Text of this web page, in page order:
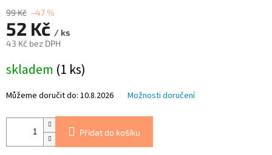
99 Kč –47 %
52 Kč / ks
43 Kč bez DPH
cena:
skladem (1 ks)
Můžeme doručit do: 10.8.2026 Možnosti doručení
Přidat do košíku